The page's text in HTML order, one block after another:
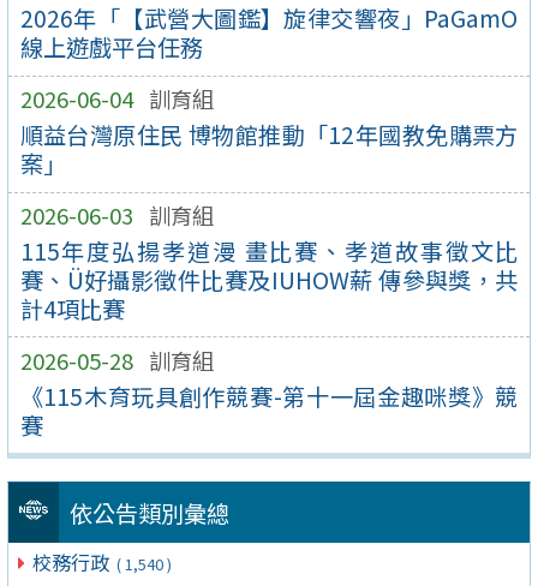
2026年「【武營大圖鑑】旋律交響夜」PaGamO
線上遊戲平台任務
2026-06-04 訓育組
順益台灣原住民 博物館推動「12年國教免購票方
案」
2026-06-03 訓育組
115年度弘揚孝道漫 畫比賽、孝道故事徵文比
賽、Ü好攝影徵件比賽及IUHOW薪 傳參與獎，共
計4項比賽
2026-05-28 訓育組
《115木育玩具創作競賽-第十一屆金趣咪獎》競
賽
依公告類別彙總
校務行政 ( 1,540 )